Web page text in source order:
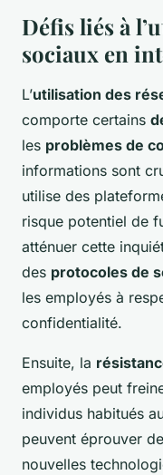
Défis liés à
sociaux en
L’utilisation des
comporte certains
les problèmes de
informations sont
utilise des
risque potentiel de
atténuer cette
des protocoles de
les employés à
confidentialité.
Ensuite, la
employés peut
individus habitués
peuvent éprouver
nouvelles